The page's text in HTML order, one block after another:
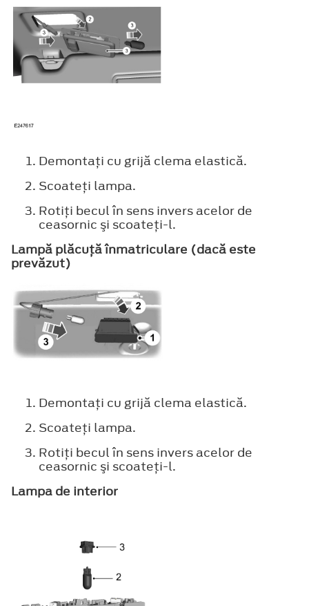
Demontaţi cu grijă clema elastică.
Scoateţi lampa.
Rotiţi becul în sens invers acelor de
ceasornic şi scoateţi-l.
Lampă plăcuţă înmatriculare (dacă este
prevăzut)
Demontaţi cu grijă clema elastică.
Scoateţi lampa.
Rotiţi becul în sens invers acelor de
ceasornic şi scoateţi-l.
Lampa de interior